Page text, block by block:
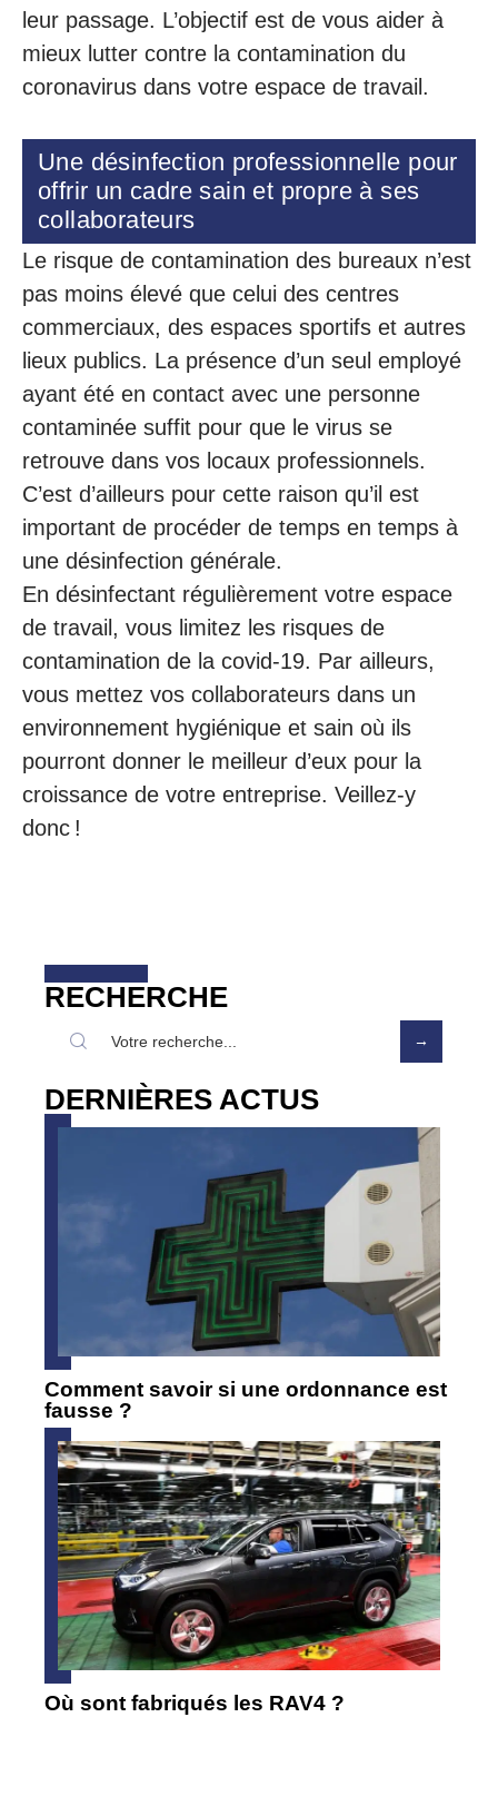
leur passage. L’objectif est de vous aider à
mieux lutter contre la contamination du
coronavirus dans votre espace de travail.
Une désinfection professionnelle pour
offrir un cadre sain et propre à ses
collaborateurs
Le risque de contamination des bureaux n’est
pas moins élevé que celui des centres
commerciaux, des espaces sportifs et autres
lieux publics. La présence d’un seul employé
ayant été en contact avec une personne
contaminée suffit pour que le virus se
retrouve dans vos locaux professionnels.
C’est d’ailleurs pour cette raison qu’il est
important de procéder de temps en temps à
une désinfection générale.
En désinfectant régulièrement votre espace
de travail, vous limitez les risques de
contamination de la covid-19. Par ailleurs,
vous mettez vos collaborateurs dans un
environnement hygiénique et sain où ils
pourront donner le meilleur d’eux pour la
croissance de votre entreprise. Veillez-y
donc !
RECHERCHE
DERNIÈRES ACTUS
Comment savoir si une ordonnance est
fausse ?
Où sont fabriqués les RAV4 ?